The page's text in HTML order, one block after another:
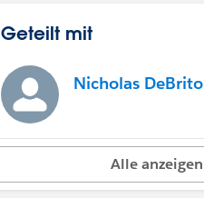
Geteilt mit
Nicholas DeBrito
Alle anzeigen